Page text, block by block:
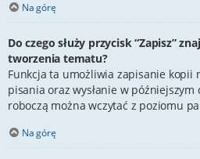
Na górę
Do czego służy przycisk “Zapisz”
tworzenia tematu?
Funkcja ta umożliwia zapisanie kopii
pisania oraz wysłanie w późniejszym
roboczą można wczytać z poziomu
Na górę